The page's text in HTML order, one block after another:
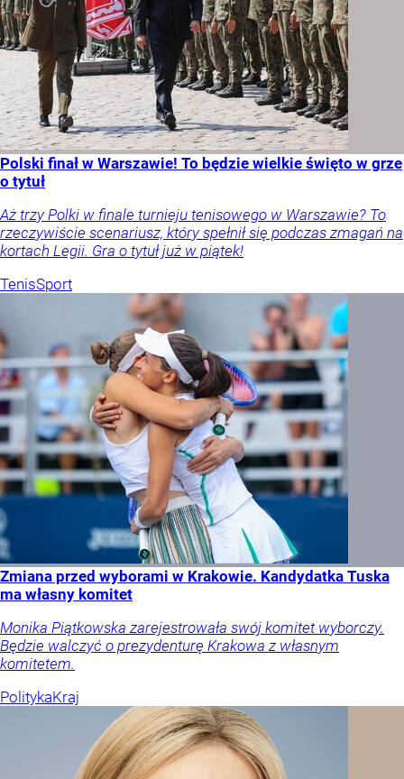
Polski finał w Warszawie! To będzie wielkie święto w grze
o tytuł
Aż trzy Polki w finale turnieju tenisowego w Warszawie? To
rzeczywiście scenariusz, który spełnił się podczas zmagań na
kortach Legii. Gra o tytuł już w piątek!
TenisSport
Zmiana przed wyborami w Krakowie. Kandydatka Tuska
ma własny komitet
Monika Piątkowska zarejestrowała swój komitet wyborczy.
Będzie walczyć o prezydenturę Krakowa z własnym
komitetem.
PolitykaKraj